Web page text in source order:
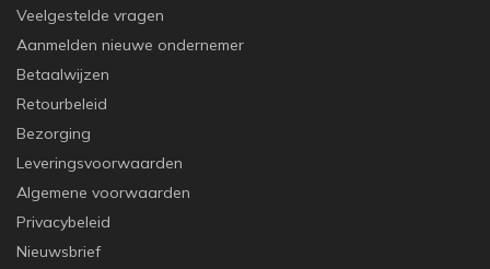
Veelgestelde vragen
Aanmelden nieuwe ondernemer
Betaalwijzen
Retourbeleid
Bezorging
Leveringsvoorwaarden
Algemene voorwaarden
Privacybeleid
Nieuwsbrief